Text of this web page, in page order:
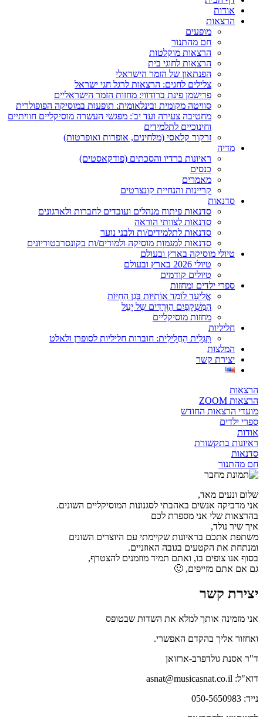
אודות
הרצאות
מופעים
חם מהתנור
הרצאות מוקלטות
הרצאות לחוגי בית
הפנתאון של הזמר הישראלי
צלילים לחגים: הרצאות לרגל חגי ישראל
פרישמן פינת ברודווי: מחזות הזמר הישראליים
סוויטה מקומית ובינלאומית: תופעות במוסיקה הפופולרית
מחטיבה צעירה ועד יב': מפגשי העשרה מוסיקליים חוויתיים
וחינוכיים לתלמידים
זרקור קלאסי (מלחינים, אופרות ואופרטות)
מדיה
ראיונות ברדיו והסכתים (פודקאסטים)
כנסים
מאמרים
קריינות והנחיית קונצרטים
סדנאות
סדנאות פיתוח מנהלים ועובדים לחברות ולארגונים
סדנאות לצוותי הוראה
סדנאות לתלמידים/ות ולבני נוער
סדנאות למגמות מוסיקה ולמורים/ות בקונסרבטוריונים
טיולי מוסיקה בארץ ובעולם
טיולי 2026 בארץ ובעולם
טיולים קודמים
ספרי ילדים ומחזות
אֱלִיעָד לוֹמֵד אוֹתִיּוֹת בְּגַן הַחַיּוֹת
הַמִּשְׁקָפַיִם הַוְּרֻדִּים שֶׁל יָעֵל
מחזות מוסיקליים
חליליות
תַּגְלִית הַחֲלִילִית: חוברות חליליות לסופרן ולאלט
המלצות
יצירת קשר
הרצאות
הרצאות ZOOM
מועדי הרצאות החודש
ספרי ילדים
אודות
ראיונות בתקשורת
סדנאות
חם מהתנור
שלום ונעים מאד,
אני מדביקה אנשים באהבתי לסגנונות המוסיקליים השונים.
בהרצאות שלי אני מספרת לכם
איך שיר נולד,
משתפת אתכם בראיונות שקיימתי עם היוצרים השונים
ומנתחת את הקטעים בגובה האוזניים.
בסוף אנו צופים בו, ואתם תמיד מוזמנים להצטרף,
גם אם אתם מזייפים, 🙂
יצירת קשר
אני מזמינה אותך למלא את השדות שבטופס
ואחזור אליך בהקדם האפשרי.
ד"ר אסנת גולדפרב-ארזואן
דוא"ל: asnat@musicasnat.co.il
נייד: 050-5650983